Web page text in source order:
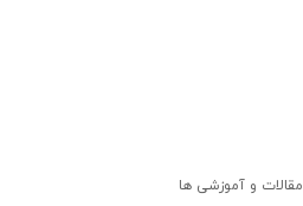
مقالات و آموزشی ها